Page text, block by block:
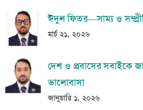
ঈদুল ফিতর—সাম্য ও
মার্চ ২১, ২০২৬
দেশ ও প্রবাসের সবাইকে
ভালোবাসা
জানুয়ারি ১, ২০২৬